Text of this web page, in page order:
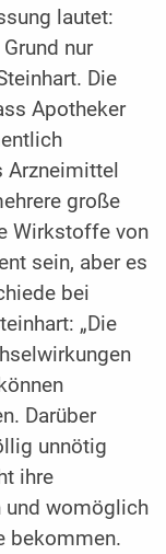
lautet:
nur
Die
Apotheker
große
Wirkstoffe von
sein, aber es
bei
„Die
Darüber
unnötig
ihre
und womöglich
bekommen.